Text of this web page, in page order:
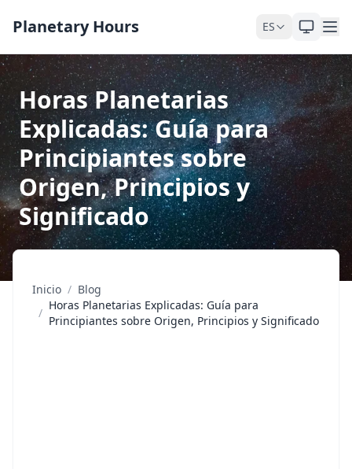
Planetary Hours ES
Horas Planetarias
Explicadas: Guía para
Principiantes sobre
Origen, Principios y
Significado
Inicio / Blog
/
Horas Planetarias Explicadas: Guía para
Principiantes sobre Origen, Principios y Significado